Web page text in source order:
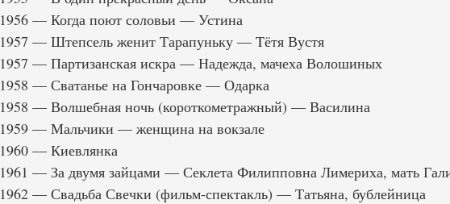
1956 — Когда поют соловьи — Устина
1957 — Штепсель женит Тарапуньку — Tётя Вустя
1957 — Партизанская искра — Надежда, мачеха Волошиных
1958 — Сватанье на Гончаровке — Одарка
1958 — Волшебная ночь (короткометражный) — Василина
1959 — Мальчики — женщина на вокзале
1960 — Киевлянка
1961 — За двумя зайцами — Секлета Филипповна Лимериха, мать
1962 — Свадьба Свечки (фильм-спектакль) — Татьяна, бублейница